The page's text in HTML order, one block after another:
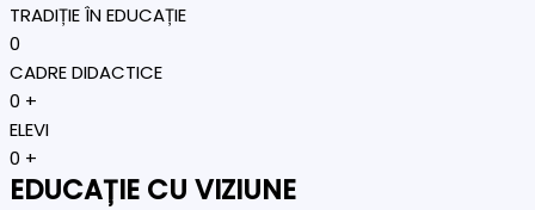
TRADIȚIE ÎN EDUCAȚIE
0
CADRE DIDACTICE
0 +
ELEVI
0 +
EDUCAȚIE CU VIZIUNE